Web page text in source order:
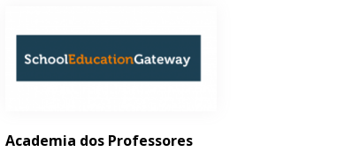
Academia dos Professores